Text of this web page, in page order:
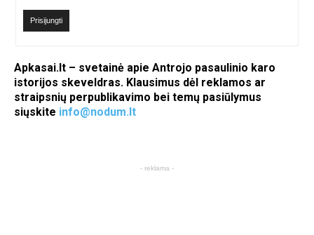
Prisijungti
Apkasai.lt – svetainė apie Antrojo pasaulinio karo
istorijos skeveldras. Klausimus dėl reklamos ar
straipsnių perpublikavimo bei temų pasiūlymus
siųskite info@nodum.lt
- reklama -